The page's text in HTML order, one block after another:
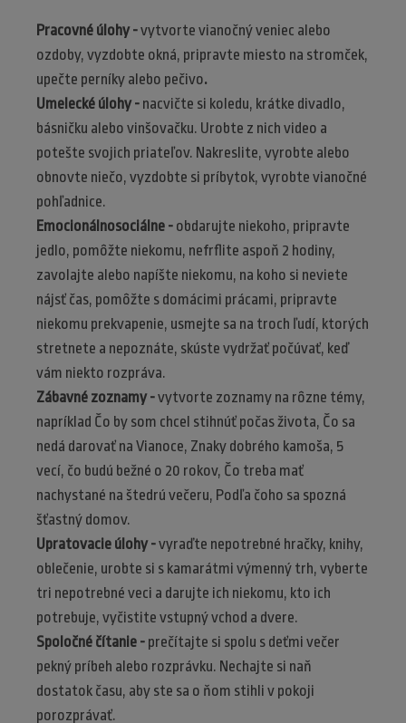
Pracovné úlohy -vytvorte vianočný veniec alebo
ozdoby, vyzdobte okná, pripravte miesto na stromček,
upečte perníky alebo pečivo.
Umelecké úlohy - nacvičte si koledu, krátke divadlo,
básničku alebo vinšovačku. Urobte z nich video a
potešte svojich priateľov. Nakreslite, vyrobte alebo
obnovte niečo, vyzdobte si príbytok, vyrobte vianočné
pohľadnice.
Emocionálnosociálne - obdarujte niekoho, pripravte
jedlo, pomôžte niekomu, nefrflite aspoň 2 hodiny,
zavolajte alebo napíšte niekomu, na koho si neviete
nájsť čas, pomôžte s domácimi prácami, pripravte
niekomu prekvapenie, usmejte sa na troch ľudí, ktorých
stretnete a nepoznáte, skúste vydržať počúvať, keď
vám niekto rozpráva.
Zábavné zoznamy -vytvorte zoznamy na rôzne témy,
napríklad Čo by som chcel stihnúť počas života, Čo sa
nedá darovať na Vianoce, Znaky dobrého kamoša, 5
vecí, čo budú bežné o 20 rokov, Čo treba mať
nachystané na štedrú večeru, Podľa čoho sa spozná
šťastný domov.
Upratovacie úlohy -vyraďte nepotrebné hračky, knihy,
oblečenie, urobte si s kamarátmi výmenný trh, vyberte
tri nepotrebné veci a darujte ich niekomu, kto ich
potrebuje, vyčistite vstupný vchod a dvere.
Spoločné čítanie - prečítajte si spolu s deťmi večer
pekný príbeh alebo rozprávku. Nechajte si naň
dostatok času, aby ste sa o ňom stihli v pokoji
porozprávať.